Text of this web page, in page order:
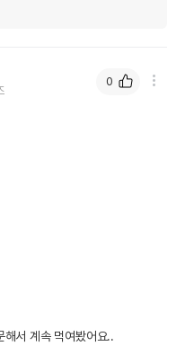
해서 계속 먹여봤어요..
0